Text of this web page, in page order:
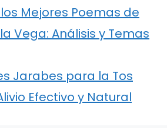
Mejores Poemas de
Vega: Análisis y Temas
Jarabes para la Tos
Efectivo y Natural